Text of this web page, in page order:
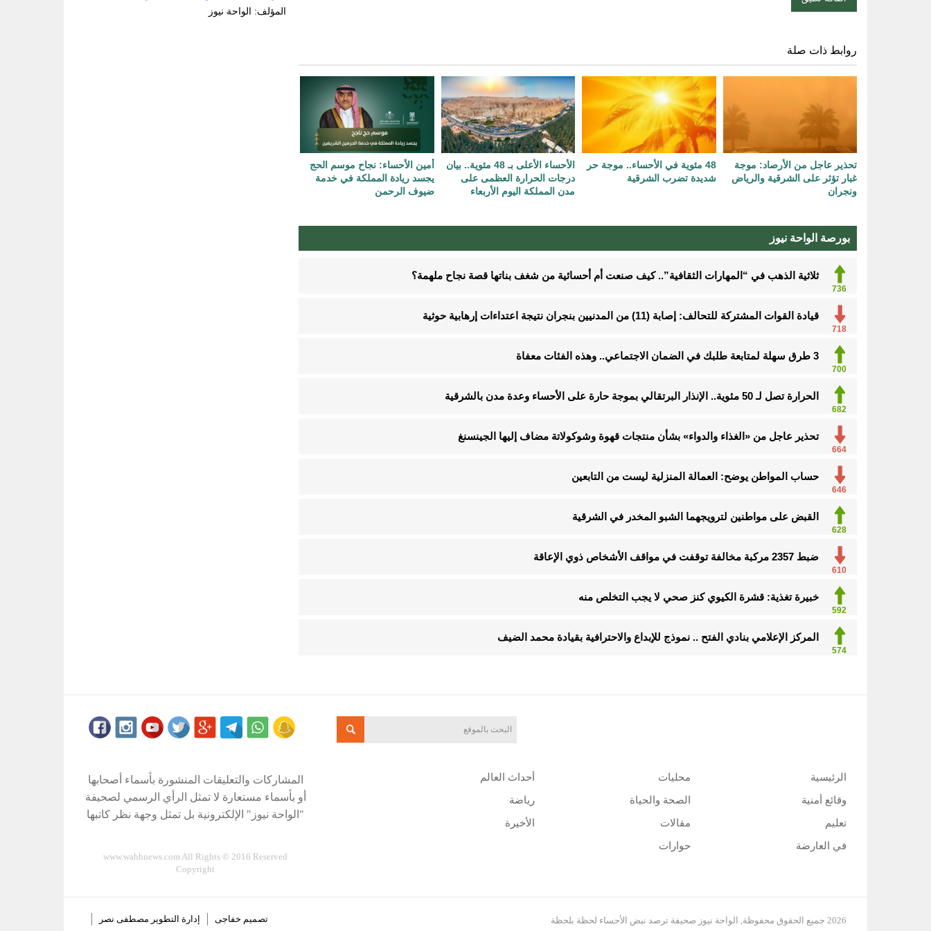
روابط ذات صلة
تحذير عاجل من الأرصاد: موجة
غبار تؤثر على الشرقية والرياض
ونجران
48 مئوية في الأحساء.. موجة حر
شديدة تضرب الشرقية
الأحساء الأعلى بـ 48 مئوية.. بيان
درجات الحرارة العظمى على
مدن المملكة اليوم الأربعاء
أمين الأحساء: نجاح موسم الحج
يجسد ريادة المملكة في خدمة
ضيوف الرحمن
بورصة الواحة نيوز
736
ثلاثية الذهب في “المهارات الثقافية”.. كيف صنعت أم أحسائية من شغف بناتها قصة نجاح ملهمة؟
718
قيادة القوات المشتركة للتحالف: إصابة (11) من المدنيين بنجران نتيجة اعتداءات إرهابية حوثية
700
3 طرق سهلة لمتابعة طلبك في الضمان الاجتماعي.. وهذه الفئات معفاة
682
الحرارة تصل لـ 50 مئوية.. الإنذار البرتقالي بموجة حارة على الأحساء وعدة مدن بالشرقية
664
تحذير عاجل من «الغذاء والدواء» بشأن منتجات قهوة وشوكولاتة مضاف إليها الجينسنغ
646
حساب المواطن يوضح: العمالة المنزلية ليست من التابعين
628
القبض على مواطنين لترويجهما الشبو المخدر في الشرقية
610
ضبط 2357 مركبة مخالفة توقفت في مواقف الأشخاص ذوي الإعاقة
592
خبيرة تغذية: قشرة الكيوي كنز صحي لا يجب التخلص منه
574
المركز الإعلامي بنادي الفتح .. نموذج للإبداع والاحترافية بقيادة محمد الضيف
المؤلف: الواحة نيوز
الرئيسية محليات أحداث العالم
وقائع أمنية الصحة والحياة رياضة
تعليم مقالات الأخيرة
في العارضة حوارات
المشاركات والتعليقات المنشورة بأسماء أصحابها
أو بأسماء مستعارة لا تمثل الرأي الرسمي لصحيفة
"الواحة نيوز" الإلكترونية بل تمثل وجهة نظر كاتبها
www.wahhnews.com All Rights © 2016 Reserved
Copyright
2026 جميع الحقوق محفوظة, الواحة نيوز صحيفة ترصد نبض الأحساء لحظة بلحظة تصميم خفاجى إدارة التطوير مصطفى نصر